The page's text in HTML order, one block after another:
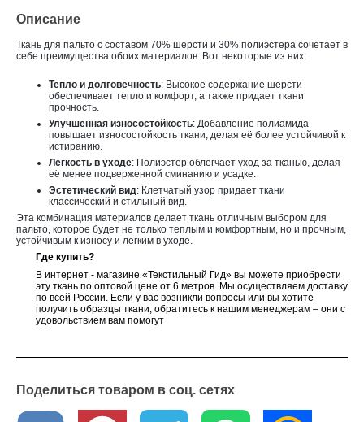
Описание
Ткань для пальто с составом 70% шерсти и 30% полиэстера сочетает в
себе преимущества обоих материалов. Вот некоторые из них:
Тепло и долговечность: Высокое содержание шерсти
обеспечивает тепло и комфорт, а также придает ткани
прочность.
Улучшенная износостойкость: Добавление полиамида
повышает износостойкость ткани, делая её более устойчивой к
истиранию.
Легкость в уходе: Полиэстер облегчает уход за тканью, делая
её менее подверженной сминанию и усадке.
Эстетический вид: Клетчатый узор придает ткани
классический и стильный вид.
Эта комбинация материалов делает ткань отличным выбором для
пальто, которое будет не только теплым и комфортным, но и прочным,
устойчивым к износу и легким в уходе.
Где купить?
В интернет - магазине «Текстильный Гид» вы можете приобрести
эту ткань по оптовой цене от 6 метров. Мы осуществляем доставку
по всей России. Если у вас возникли вопросы или вы хотите
получить образцы ткани, обратитесь к нашим менеджерам – они с
удовольствием вам помогут
Поделиться товаром в соц. сетях